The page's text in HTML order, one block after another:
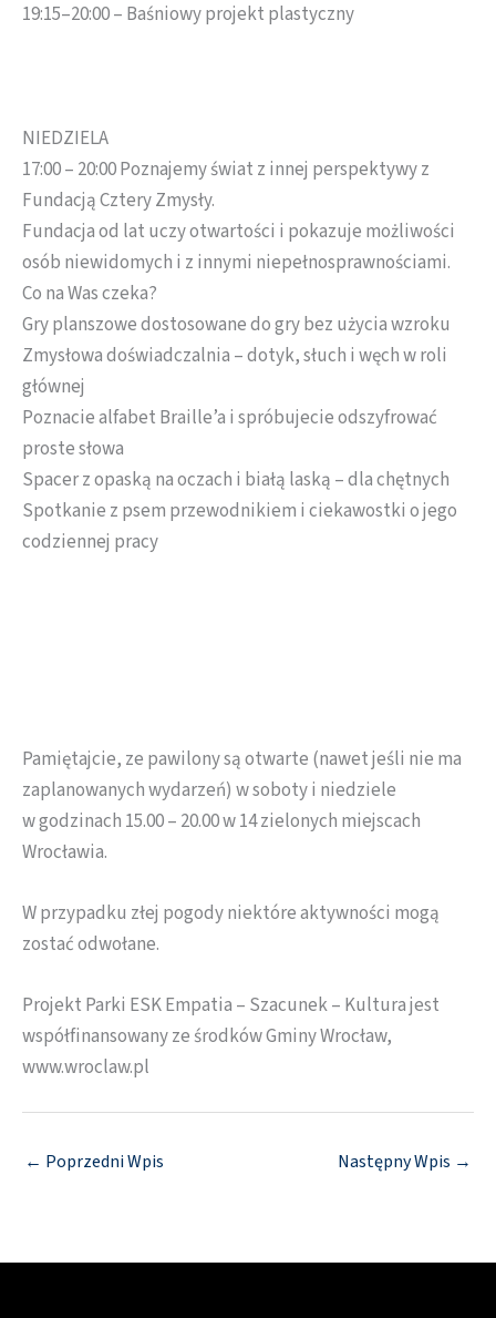
19:15–20:00 – Baśniowy projekt plastyczny
NIEDZIELA
17:00 – 20:00 Poznajemy świat z innej perspektywy z
Fundacją Cztery Zmysły.
Fundacja od lat uczy otwartości i pokazuje możliwości
osób niewidomych i z innymi niepełnosprawnościami.
Co na Was czeka?
Gry planszowe dostosowane do gry bez użycia wzroku
Zmysłowa doświadczalnia – dotyk, słuch i węch w roli
głównej
Poznacie alfabet Braille’a i spróbujecie odszyfrować
proste słowa
Spacer z opaską na oczach i białą laską – dla chętnych
Spotkanie z psem przewodnikiem i ciekawostki o jego
codziennej pracy
Pamiętajcie, ze pawilony są otwarte (nawet jeśli nie ma
zaplanowanych wydarzeń) w soboty i niedziele
w godzinach 15.00 – 20.00 w 14 zielonych miejscach
Wrocławia.
W przypadku złej pogody niektóre aktywności mogą
zostać odwołane.
Projekt Parki ESK Empatia – Szacunek – Kultura jest
współfinansowany ze środków Gminy Wrocław,
www.wroclaw.pl
← Poprzedni Wpis Następny Wpis →